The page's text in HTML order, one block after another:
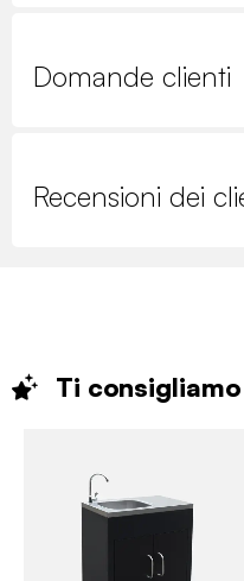
Domande clienti
Recensioni dei
Ti consigliamo